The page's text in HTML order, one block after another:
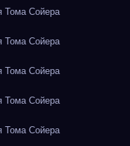
Тома Сойера
Тома Сойера
Тома Сойера
Тома Сойера
Тома Сойера